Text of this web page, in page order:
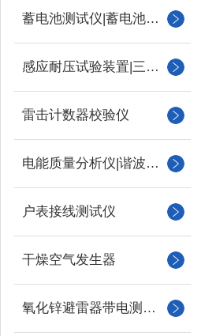
蓄电池测试仪|蓄电池充放电测试仪
感应耐压试验装置|三倍频
雷击计数器校验仪
电能质量分析仪|谐波测试
户表接线测试仪
干燥空气发生器
氧化锌避雷器带电测试仪（氧化锌避雷器测试仪）